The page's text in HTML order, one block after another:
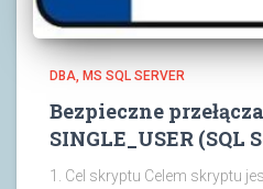
DBA MS SQL SERVER
Bezpieczne
SINGLE_USER (SQL
1. Cel skryptu Celem skryptu